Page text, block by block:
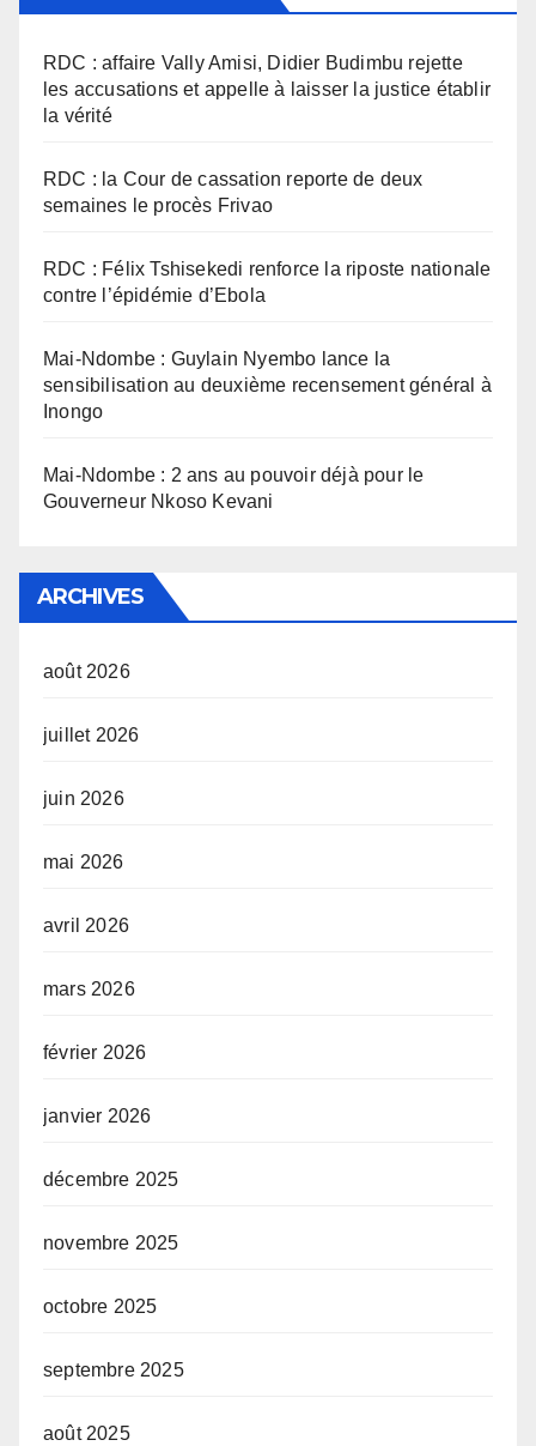
RDC : affaire Vally Amisi, Didier Budimbu rejette
les accusations et appelle à laisser la justice établir
la vérité
RDC : la Cour de cassation reporte de deux
semaines le procès Frivao
RDC : Félix Tshisekedi renforce la riposte nationale
contre l’épidémie d’Ebola
Mai-Ndombe : Guylain Nyembo lance la
sensibilisation au deuxième recensement général à
Inongo
Mai-Ndombe : 2 ans au pouvoir déjà pour le
Gouverneur Nkoso Kevani
ARCHIVES
août 2026
juillet 2026
juin 2026
mai 2026
avril 2026
mars 2026
février 2026
janvier 2026
décembre 2025
novembre 2025
octobre 2025
septembre 2025
août 2025